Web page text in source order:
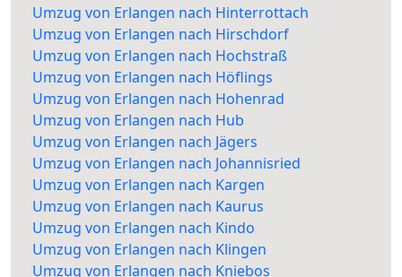
Umzug von Erlangen nach Hinterrottach
Umzug von Erlangen nach Hirschdorf
Umzug von Erlangen nach Hochstraß
Umzug von Erlangen nach Höflings
Umzug von Erlangen nach Hohenrad
Umzug von Erlangen nach Hub
Umzug von Erlangen nach Jägers
Umzug von Erlangen nach Johannisried
Umzug von Erlangen nach Kargen
Umzug von Erlangen nach Kaurus
Umzug von Erlangen nach Kindo
Umzug von Erlangen nach Klingen
Umzug von Erlangen nach Kniebos